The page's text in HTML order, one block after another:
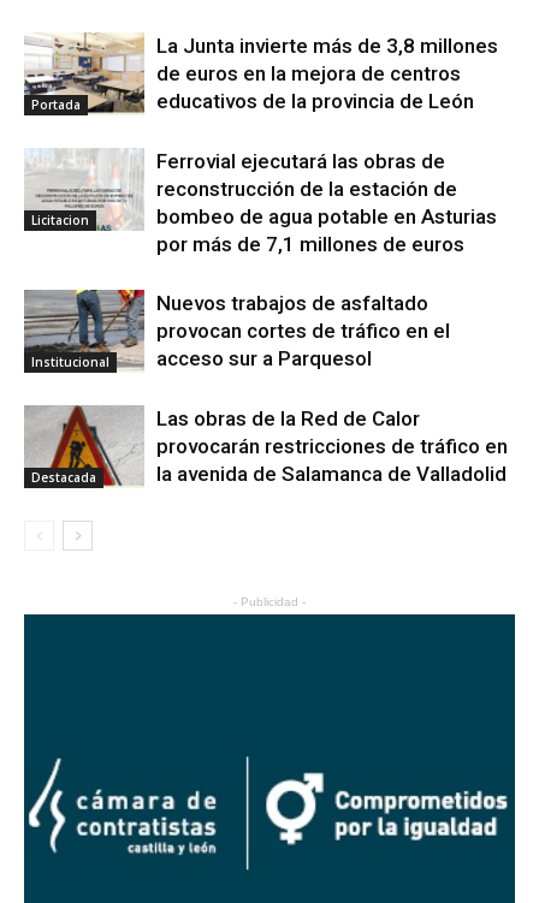
Portada
La Junta invierte más de 3,8 millones
de euros en la mejora de centros
educativos de la provincia de León
Licitacion
Ferrovial ejecutará las obras de
reconstrucción de la estación de
bombeo de agua potable en Asturias
por más de 7,1 millones de euros
Institucional
Nuevos trabajos de asfaltado
provocan cortes de tráfico en el
acceso sur a Parquesol
Destacada
Las obras de la Red de Calor
provocarán restricciones de tráfico en
la avenida de Salamanca de Valladolid
- Publicidad -